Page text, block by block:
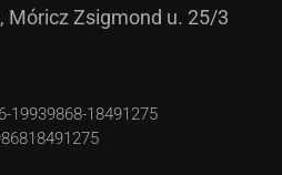
Móricz Zsigmond u. 25/3
19939868-18491275